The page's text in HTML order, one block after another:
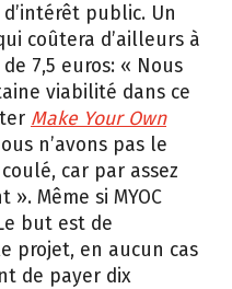
d’intérêt public. Un
coûtera d’ailleurs à
7,5 euros: « Nous
viabilité dans ce
Make Your Own
n’avons pas le
car par assez
Même si MYOC
but est de
projet, en aucun cas
de payer dix